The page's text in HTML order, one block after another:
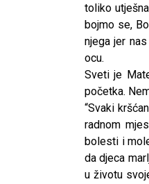
toliko
bojmo se,
njega jer
ocu.
Sveti je
početka.
“Svaki
radnom
bolesti i
da djeca
u životu